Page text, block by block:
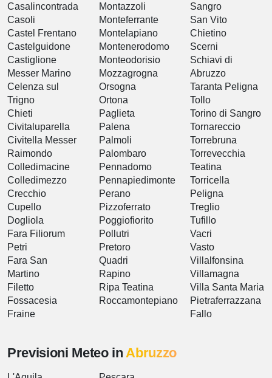
Casalincontrada
Casoli
Castel Frentano
Castelguidone
Castiglione
Messer Marino
Celenza sul
Trigno
Chieti
Civitaluparella
Civitella Messer
Raimondo
Colledimacine
Colledimezzo
Crecchio
Cupello
Dogliola
Fara Filiorum
Petri
Fara San
Martino
Filetto
Fossacesia
Fraine
Montazzoli
Monteferrante
Montelapiano
Montenerodomo
Monteodorisio
Mozzagrogna
Orsogna
Ortona
Paglieta
Palena
Palmoli
Palombaro
Pennadomo
Pennapiedimonte
Perano
Pizzoferrato
Poggiofiorito
Pollutri
Pretoro
Quadri
Rapino
Ripa Teatina
Roccamontepiano
Sangro
San Vito
Chietino
Scerni
Schiavi di
Abruzzo
Taranta Peligna
Tollo
Torino di Sangro
Tornareccio
Torrebruna
Torrevecchia
Teatina
Torricella
Peligna
Treglio
Tufillo
Vacri
Vasto
Villalfonsina
Villamagna
Villa Santa Maria
Pietraferrazzana
Fallo
Previsioni Meteo in Abruzzo